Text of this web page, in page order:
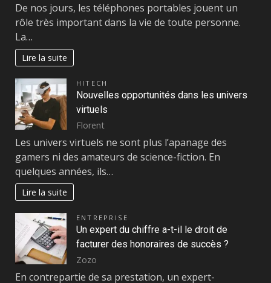
De nos jours, les téléphones portables jouent un
rôle très important dans la vie de toute personne.
La…
Lire la suite
HITECH
Nouvelles opportunités dans les univers
virtuels
Florent
Les univers virtuels ne sont plus l’apanage des
gamers ni des amateurs de science-fiction. En
quelques années, ils…
Lire la suite
ENTREPRISE
Un expert du chiffre a-t-il le droit de
facturer des honoraires de succès ?
Zozo
En contrepartie de sa prestation, un expert-